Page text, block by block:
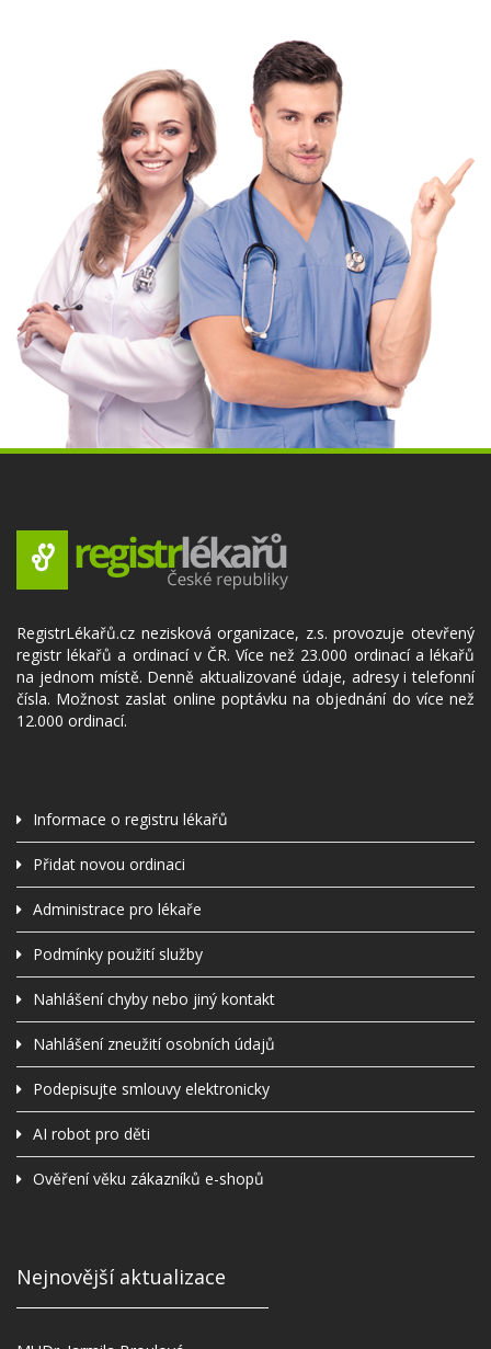
RegistrLékařů.cz nezisková organizace, z.s. provozuje otevřený
registr lékařů a ordinací v ČR. Více než 23.000 ordinací a lékařů
na jednom místě. Denně aktualizované údaje, adresy i telefonní
čísla. Možnost zaslat online poptávku na objednání do více než
12.000 ordinací.
Informace o registru lékařů
Přidat novou ordinaci
Administrace pro lékaře
Podmínky použití služby
Nahlášení chyby nebo jiný kontakt
Nahlášení zneužití osobních údajů
Podepisujte smlouvy elektronicky
AI robot pro děti
Ověření věku zákazníků e-shopů
Nejnovější aktualizace